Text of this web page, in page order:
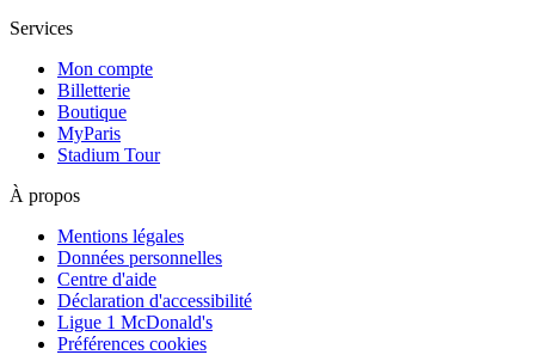
Services
Mon compte
Billetterie
Boutique
MyParis
Stadium Tour
À propos
Mentions légales
Données personnelles
Centre d'aide
Déclaration d'accessibilité
Ligue 1 McDonald's
Préférences cookies